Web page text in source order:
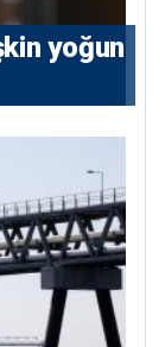
yoğun